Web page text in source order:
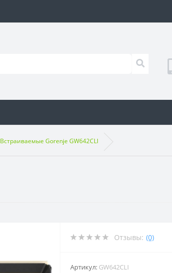
Встраиваемые Gorenje GW642CLI
Отзывы: (0)
Артикул: GW642CLI